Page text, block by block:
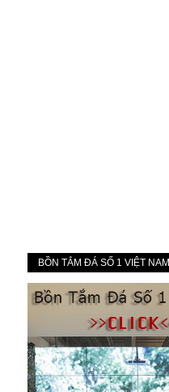
BỒN TẮM ĐÁ SỐ 1 VIỆT NAM